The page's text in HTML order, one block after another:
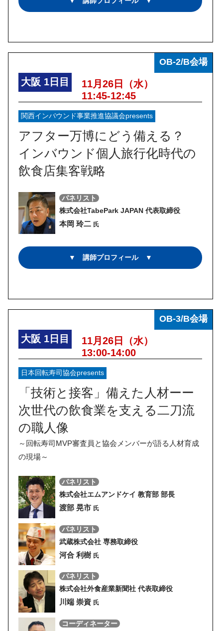
OB-2/B会場
大阪 1日目
11月26日（水）
11:45-12:45
関西インバウンド事業推進協議会presents
アフター万博にどう備える？
インバウンド個人旅行化時代の
飲食店集客戦略
パネリスト
株式会社TabePark JAPAN 代表取締役
本岡 玲二 氏
▼ 講師プロフィール ▼
OB-3/B会場
大阪 1日目
11月26日（水）
13:00-14:00
日本回転寿司協会presents
「技術と接客」備えた人材ーー
次世代の飲食業を支える二刀流
の職人像
～回転寿司MVP審査員と協会メンバーが語る人材育成
の現場～
パネリスト
株式会社エムアンドケイ 教育部 部長
渡部 晃市 氏
パネリスト
武蔵株式会社 専務取締役
河合 利樹 氏
パネリスト
株式会社外食産業新聞社 代表取締役
川端 崇資 氏
コーディネーター